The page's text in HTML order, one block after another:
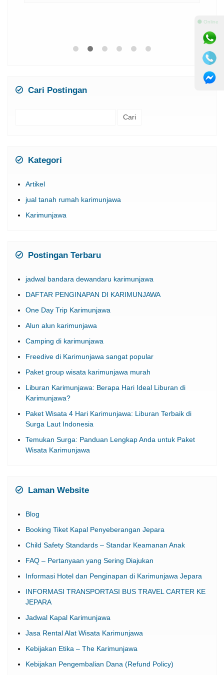
Cari Postingan
Kategori
Artikel
jual tanah rumah karimunjawa
Karimunjawa
Postingan Terbaru
jadwal bandara dewandaru karimunjawa
DAFTAR PENGINAPAN DI KARIMUNJAWA
One Day Trip Karimunjawa
Alun alun karimunjawa
Camping di karimunjawa
Freedive di Karimunjawa sangat popular
Paket group wisata karimunjawa murah
Liburan Karimunjawa: Berapa Hari Ideal Liburan di
Karimunjawa?
Paket Wisata 4 Hari Karimunjawa: Liburan Terbaik di
Surga Laut Indonesia
Temukan Surga: Panduan Lengkap Anda untuk Paket
Wisata Karimunjawa
Laman Website
Blog
Booking Tiket Kapal Penyeberangan Jepara
Child Safety Standards – Standar Keamanan Anak
FAQ – Pertanyaan yang Sering Diajukan
Informasi Hotel dan Penginapan di Karimunjawa Jepara
INFORMASI TRANSPORTASI BUS TRAVEL CARTER KE
JEPARA
Jadwal Kapal Karimunjawa
Jasa Rental Alat Wisata Karimunjawa
Kebijakan Etika – The Karimunjawa
Kebijakan Pengembalian Dana (Refund Policy)
⚫ Online